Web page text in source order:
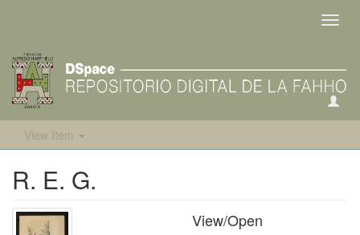
View Item
R. E. G.
View/Open